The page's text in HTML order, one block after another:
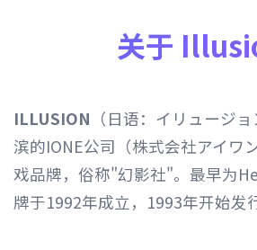
关于
ILLUSION （日语：イリュージ
滨的IONE公司（株式会社アイワ
戏品牌，俗称"幻影社"。最早为
牌于1992年成立，1993年开始发